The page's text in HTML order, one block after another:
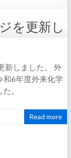
を更新し
新しました。 外
和6年度外来化学
た。
Read more